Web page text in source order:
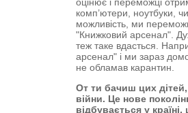
комп’ютери, ноутбуки,
можливість, ми
"Книжковий арсенал".
теж таке вдасться.
арсенал" і ми зараз
не обламав карантин.
От ти бачиш цих
війни. Це нове
відбувається у